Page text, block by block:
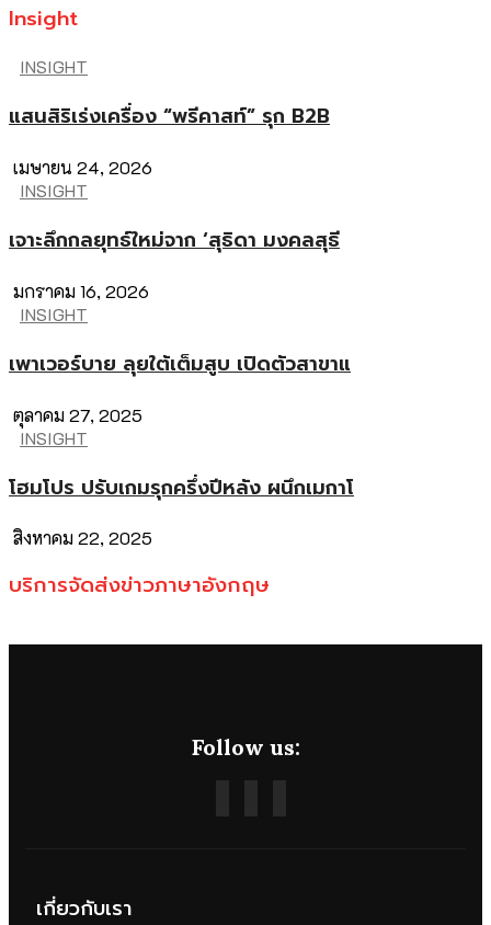
Insight
INSIGHT
แสนสิริเร่งเครื่อง “พรีคาสท์” รุก B2B
เมษายน 24, 2026
INSIGHT
เจาะลึกกลยุทธ์ใหม่จาก ‘สุธิดา มงคลสุธี
มกราคม 16, 2026
INSIGHT
เพาเวอร์บาย ลุยใต้เต็มสูบ เปิดตัวสาขาแ
ตุลาคม 27, 2025
INSIGHT
โฮมโปร ปรับเกมรุกครึ่งปีหลัง ผนึกเมกาโ
สิงหาคม 22, 2025
บริการจัดส่งข่าวภาษาอังกฤษ
Follow us:
เกี่ยวกับเรา